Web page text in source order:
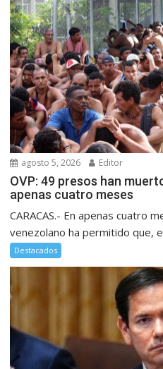
agosto 5, 2026 Editor
OVP: 49 presos han
apenas cuatro meses
CARACAS.- En apenas cuatro
venezolano ha permitido que,
Destacados